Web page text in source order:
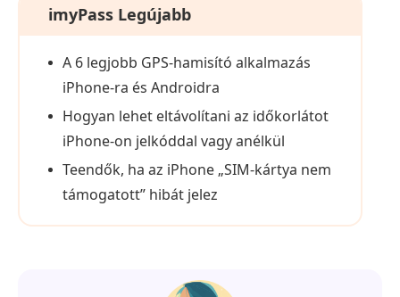
imyPass Legújabb
A 6 legjobb GPS-hamisító alkalmazás
iPhone-ra és Androidra
Hogyan lehet eltávolítani az időkorlátot
iPhone-on jelkóddal vagy anélkül
Teendők, ha az iPhone „SIM-kártya nem
támogatott” hibát jelez